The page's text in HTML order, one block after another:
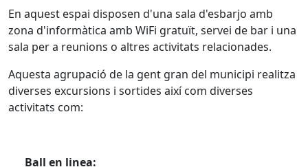
En aquest espai disposen d'una sala d'esbarjo amb
zona d'informàtica amb WiFi gratuït, servei de bar i una
sala per a reunions o altres activitats relacionades.
Aquesta agrupació de la gent gran del municipi realitza
diverses excursions i sortides així com diverses
activitats com:
Ball en linea: